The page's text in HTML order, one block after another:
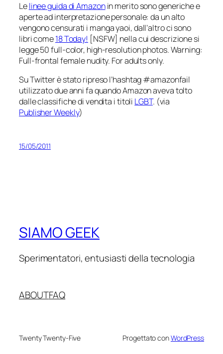
Lelinee guida di Ama zonin merito sono generiche e
aperte ad interpretazione personale: da un alto
vengono censurati i manga yaoi, dall’altro ci sono
libri come18 Today! [NSFW] nella cui descrizione si
legge50 full-color, high-resolution photos. Warning:
Full-frontal female nudity. For adults only.
Su Twitter è stato ripreso l’hashtag #amazonfail
utilizzato due anni fa quando Amazon aveva tolto
dalle classifiche di vendita i titoli LGBT. (via
Publisher Weekly)
15/05/2011
SIAMO GEEK
Sperimentatori, entusiasti della tecnologia
ABOUTFAQ
Twenty Twenty-Five Progettato conWordPress